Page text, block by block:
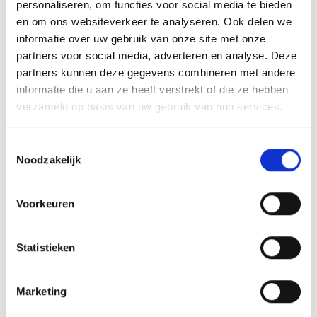
personaliseren, om functies voor social media te bieden
en om ons websiteverkeer te analyseren. Ook delen we
informatie over uw gebruik van onze site met onze
partners voor social media, adverteren en analyse. Deze
partners kunnen deze gegevens combineren met andere
informatie die u aan ze heeft verstrekt of die ze hebben
verzameld op basis van uw gebruik van hun services.
Noodzakelijk
Voorkeuren
Statistieken
Marketing